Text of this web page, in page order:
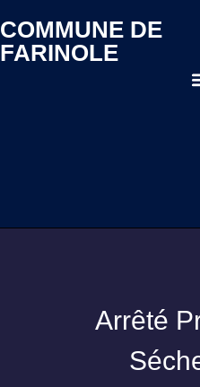
COMMUNE DE
FARINOLE
Arrêté